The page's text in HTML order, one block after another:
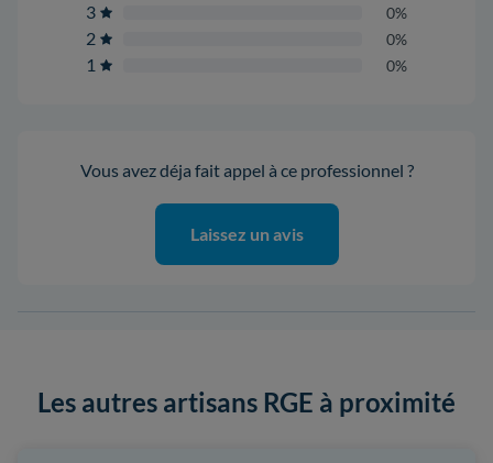
3 0%
2 0%
1 0%
Vous avez déja fait appel à ce professionnel ?
Laissez un avis
Les autres artisans RGE à proximité